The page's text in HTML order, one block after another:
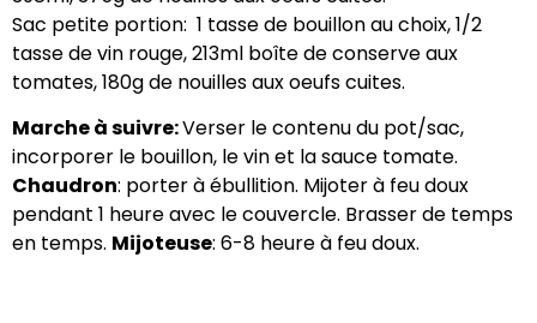
Sac petite portion: 1 tasse de bouillon au choix, 1/2
tasse de vin rouge, 213ml boîte de conserve aux
tomates, 180g de nouilles aux oeufs cuites.
Marche à suivre:Verser le contenu du pot/sac,
incorporer le bouillon, le vin et la sauce tomate.
Chaudron: porter à ébullition. Mijoter à feu doux
pendant 1 heure avec le couvercle. Brasser de temps
en temps. Mijoteuse: 6-8 heure à feu doux.